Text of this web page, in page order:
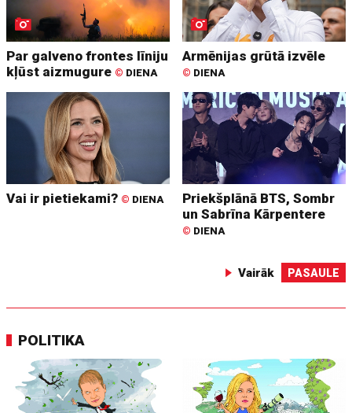
Par galveno frontes līniju
kļūst aizmugure © DIENA
Armēnijas grūtā izvēle
© DIENA
Vai ir pietiekami? © DIENA
Priekšplānā BTS, Sombr
un Sabrīna Kārpentere
© DIENA
Vairāk PASAULE
POLITIKA